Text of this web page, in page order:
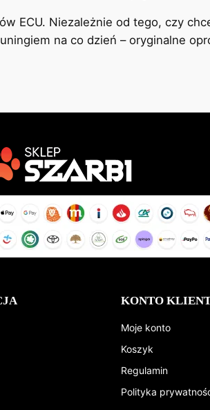
ECU. Niezależnie od tego, czy
na co dzień – oryginalne
KONTO
Moje konto
Koszyk
Regulamin
Polityka